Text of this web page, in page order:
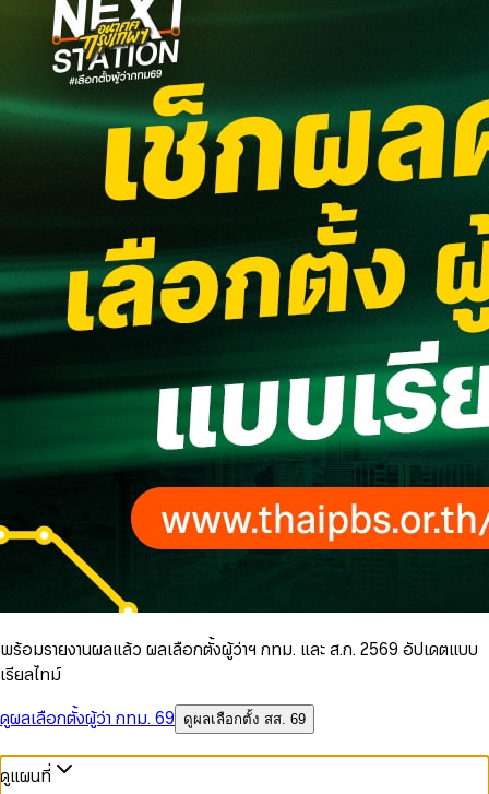
พร้อมรายงานผลแล้ว ผลเลือกตั้งผู้ว่าฯ กทม. และ ส.ก. 2569 อัปเดตแบบ
เรียลไทม์
ดูผลเลือกตั้งผู้ว่า กทม. 69
ดูผลเลือกตั้ง สส. 69
ดูแผนที่